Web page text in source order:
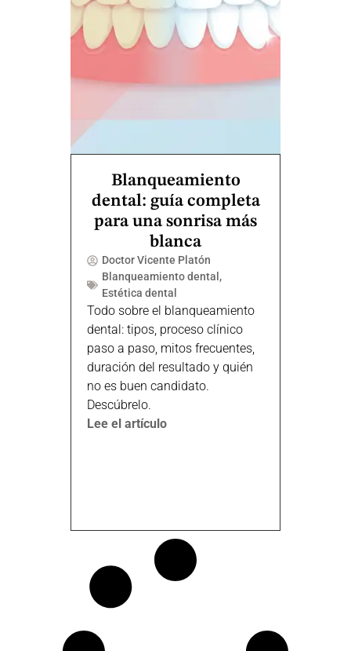
Blanqueamiento
dental: guía completa
para una sonrisa más
blanca
Doctor Vicente Platón
Blanqueamiento dental ,
Estética dental
Todo sobre el blanqueamiento
dental: tipos, proceso clínico
paso a paso, mitos frecuentes,
duración del resultado y quién
no es buen candidato.
Descúbrelo.
Lee el artículo